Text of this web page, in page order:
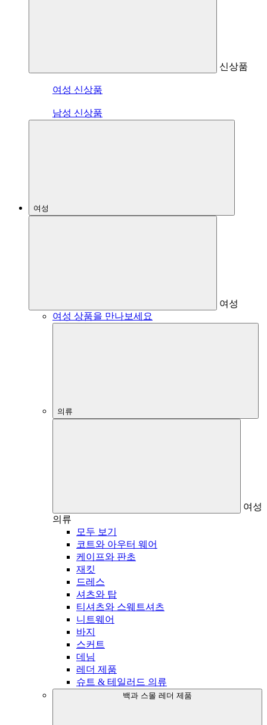
신상품
여성 신상품
남성 신상품
여성
여성
여성 상품을 만나보세요
의류
여성
의류
모두 보기
코트와 아우터 웨어
케이프와 판초
재킷
드레스
셔츠와 탑
티셔츠와 스웨트셔츠
니트웨어
바지
스커트
데님
레더 제품
슈트 & 테일러드 의류
백과 스몰 레더 제품